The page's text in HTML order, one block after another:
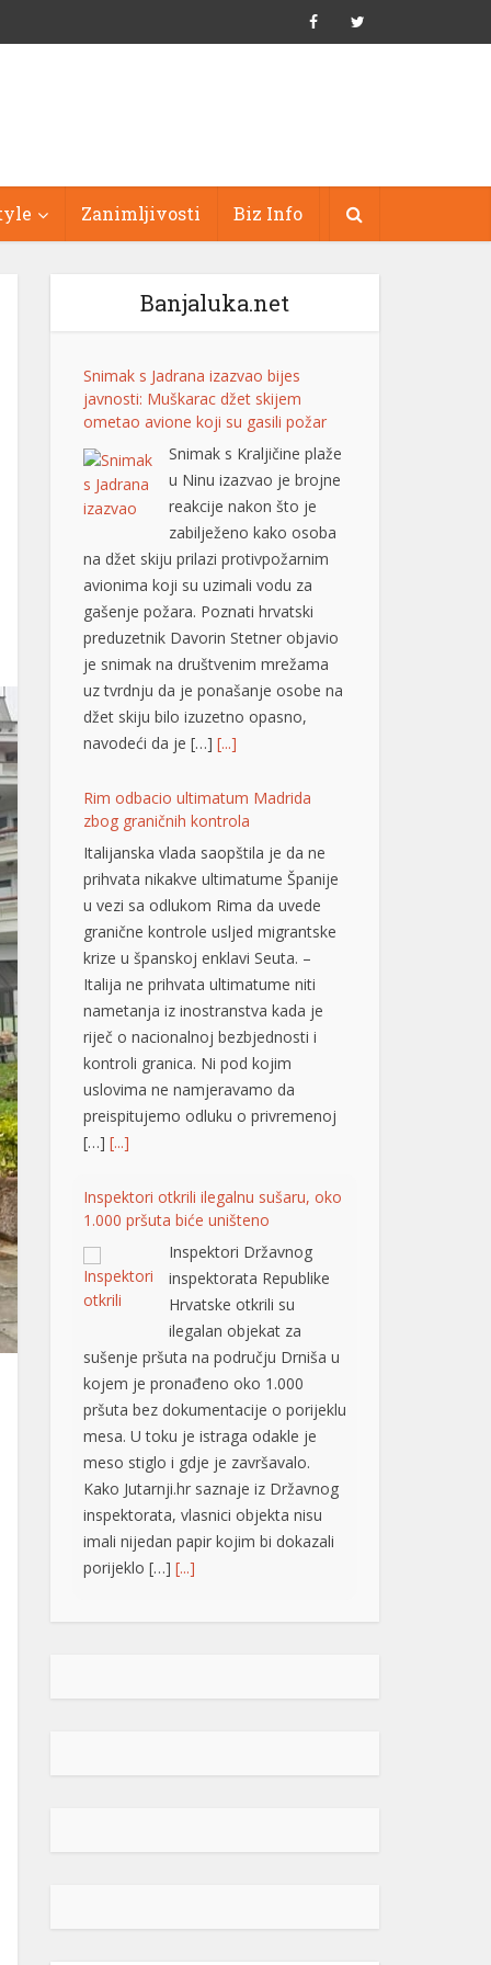
Zanimljivosti Biz Info
Banjaluka.net
Snimak s Jadrana izazvao bijes
javnosti: Muškarac džet skijem
ometao avione koji su gasili požar
Snimak s Kraljičine plaže
u Ninu izazvao je brojne
reakcije nakon što je
zabilježeno kako osoba
na džet skiju prilazi protivpožarnim
avionima koji su uzimali vodu za
gašenje požara. Poznati hrvatski
preduzetnik Davorin Stetner objavio
je snimak na društvenim mrežama
uz tvrdnju da je ponašanje osobe na
džet skiju bilo izuzetno opasno,
navodeći da je […] [...]
Rim odbacio ultimatum Madrida
zbog graničnih kontrola
Italijanska vlada saopštila je da ne
prihvata nikakve ultimatume Španije
u vezi sa odlukom Rima da uvede
granične kontrole usljed migrantske
krize u španskoj enklavi Seuta. –
Italija ne prihvata ultimatume niti
nametanja iz inostranstva kada je
riječ o nacionalnoj bezbjednosti i
kontroli granica. Ni pod kojim
uslovima ne namjeravamo da
preispitujemo odluku o privremenoj
[…] [...]
Inspektori otkrili ilegalnu sušaru, oko
1.000 pršuta biće uništeno
Inspektori Državnog
inspektorata Republike
Hrvatske otkrili su
ilegalan objekat za
sušenje pršuta na području Drniša u
kojem je pronađeno oko 1.000
pršuta bez dokumentacije o porijeklu
mesa. U toku je istraga odakle je
meso stiglo i gdje je završavalo.
Kako Jutarnji.hr saznaje iz Državnog
inspektorata, vlasnici objekta nisu
imali nijedan papir kojim bi dokazali
porijeklo […] [...]
Detalji zločina u Bosanskoj Krupi:
U Bosanskoj Krupi
saznaje “Avaz“. Ubistvo
Ministarstva unutrašnjih poslova